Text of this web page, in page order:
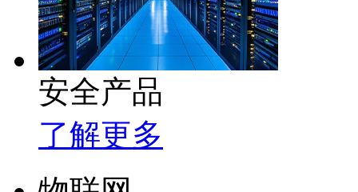
安全产品
了解更多